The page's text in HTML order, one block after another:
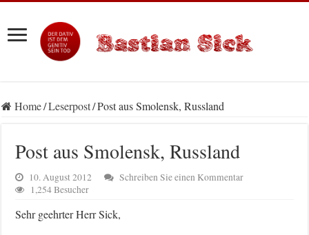
Home/Leserpost/Post aus Smolensk, Russland
Post aus Smolensk, Russland
10. August 2012
Schreiben Sie einen Kommentar
1,254 Besucher
Sehr geehrter Herr Sick,